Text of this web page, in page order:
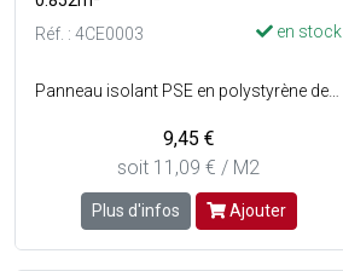
Réf. : 4CE0003
en stock
9,45 €
soit 11,09 € / M2
Plus d'infos Ajouter